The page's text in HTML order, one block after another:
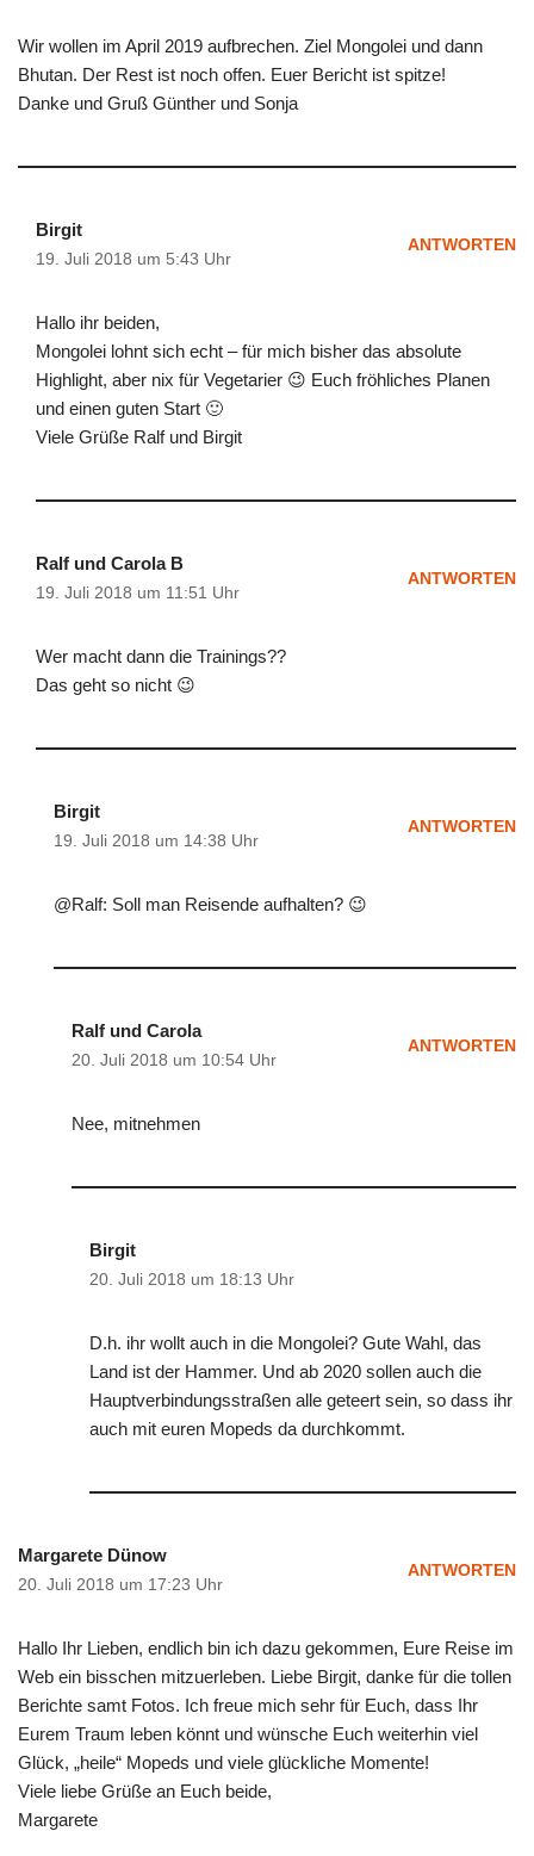
Wir wollen im April 2019 aufbrechen. Ziel Mongolei und dann
Bhutan. Der Rest ist noch offen. Euer Bericht ist spitze!
Danke und Gruß Günther und Sonja
Birgit
19. Juli 2018 um 5:43 Uhr
ANTWORTEN
Hallo ihr beiden,
Mongolei lohnt sich echt – für mich bisher das absolute
Highlight, aber nix für Vegetarier 😉 Euch fröhliches Planen
und einen guten Start 🙂
Viele Grüße Ralf und Birgit
Ralf und Carola B
19. Juli 2018 um 11:51 Uhr
ANTWORTEN
Wer macht dann die Trainings??
Das geht so nicht 😉
Birgit
19. Juli 2018 um 14:38 Uhr
ANTWORTEN
@Ralf: Soll man Reisende aufhalten? 😉
Ralf und Carola
20. Juli 2018 um 10:54 Uhr
ANTWORTEN
Nee, mitnehmen
Birgit
20. Juli 2018 um 18:13 Uhr
D.h. ihr wollt auch in die Mongolei? Gute Wahl, das
Land ist der Hammer. Und ab 2020 sollen auch die
Hauptverbindungsstraßen alle geteert sein, so dass ihr
auch mit euren Mopeds da durchkommt.
Margarete Dünow
20. Juli 2018 um 17:23 Uhr
ANTWORTEN
Hallo Ihr Lieben, endlich bin ich dazu gekommen, Eure Reise im
Web ein bisschen mitzuerleben. Liebe Birgit, danke für die tollen
Berichte samt Fotos. Ich freue mich sehr für Euch, dass Ihr
Eurem Traum leben könnt und wünsche Euch weiterhin viel
Glück, „heile“ Mopeds und viele glückliche Momente!
Viele liebe Grüße an Euch beide,
Margarete